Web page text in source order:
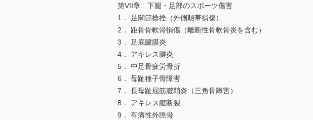
第VII章 下腿・足部のスポーツ傷害
1． 足関節捻挫（外側靱帯損傷）
2． 距骨骨軟骨損傷（離断性骨軟骨炎を含む）
3． 足底腱膜炎
4． アキレス腱炎
5． 中足骨疲労骨折
6． 母趾種子骨障害
7． 長母趾屈筋腱鞘炎（三角骨障害）
8． アキレス腱断裂
9． 有痛性外脛骨